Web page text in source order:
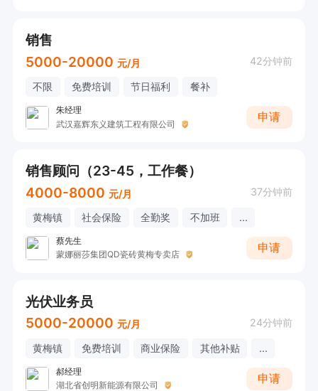
销售
5000-20000 元/月 42分钟前
不限 免费培训 节日福利 餐补
朱经理
武汉嘉辉东义建筑工程有限公司
申请
销售顾问（23-45，工作餐）
4000-8000 元/月 37分钟前
黄梅镇 社会保险 全勤奖 不加班 ...
蔡先生
蒙娜丽莎集团QD瓷砖黄梅专卖店
申请
光伏业务员
5000-20000 元/月 24分钟前
黄梅镇 免费培训 商业保险 其他补贴 ...
郝经理
湖北省创明新能源有限公司
申请